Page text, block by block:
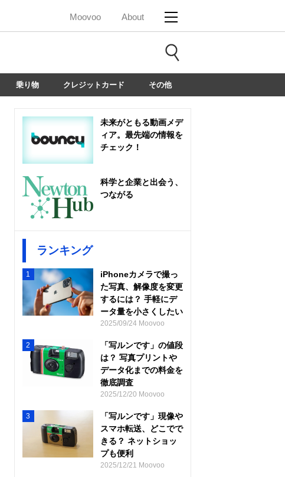
Moovoo About
乗り物 クレジットカード その他
未来がともる動画メデ
ィア。最先端の情報を
チェック！
科学と企業と出会う、
つながる
ランキング
1
iPhoneカメラで撮っ
た写真、解像度を変更
するには？ 手軽にデ
ータ量を小さくしたい
2025/09/24 Moovoo
2
「写ルンです」の値段
は？ 写真プリントや
データ化までの料金を
徹底調査
2025/12/20 Moovoo
3
「写ルンです」現像や
スマホ転送、どこでで
きる？ ネットショッ
プも便利
2025/12/21 Moovoo